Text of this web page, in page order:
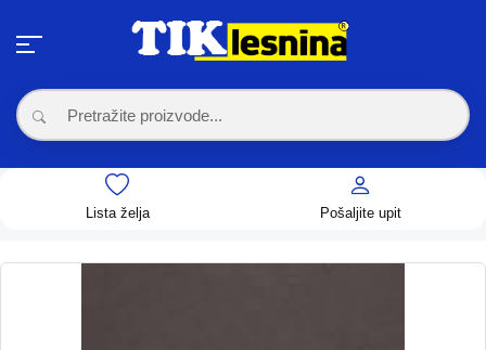
Lista želja Pošaljite upit